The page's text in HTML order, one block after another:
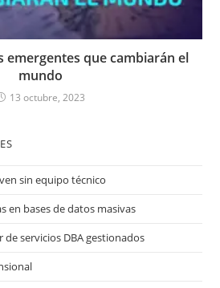
emergentes que cambiarán el
mundo
13 octubre, 2023
sin equipo técnico
en bases de datos masivas
servicios DBA gestionados